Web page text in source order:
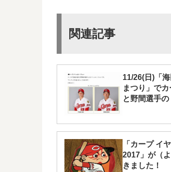
関連記事
11/26(日)「
まつり」で
と野間選手
「カープ イ
2017」が（
きました！